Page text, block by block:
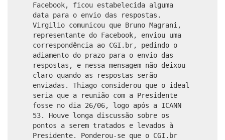
Facebook, ficou estabelecida alguma
data para o envio das respostas.
Virgilio comunicou que Bruno Magrani,
representante do Facebook, enviou uma
correspondência ao CGI.br, pedindo o
adiamento do prazo para o envio das
respostas, e nessa mensagem não deixou
claro quando as respostas serão
enviadas. Thiago considerou que o ideal
seria que a reunião com a Presidente
fosse no dia 26/06, logo após a ICANN
53. Houve longa discussão sobre os
pontos a serem tratados e levados à
Presidente. Ponderou-se que o CGI.br